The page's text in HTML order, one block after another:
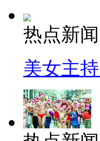
热点新闻
美女主